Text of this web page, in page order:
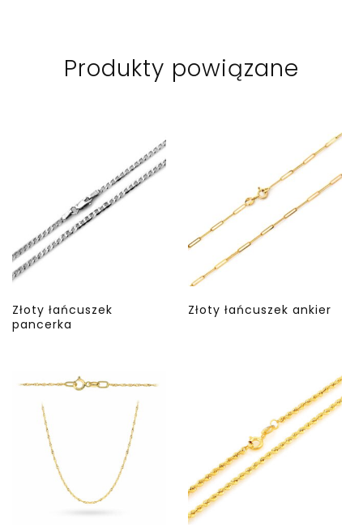
Produkty powiązane
Złoty łańcuszek
pancerka
Złoty łańcuszek ankier